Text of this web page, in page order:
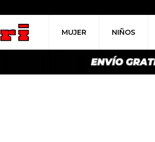
MUJER NIÑOS